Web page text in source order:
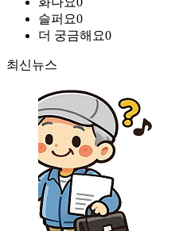
슬퍼요0
더 궁금해요0
최신뉴스